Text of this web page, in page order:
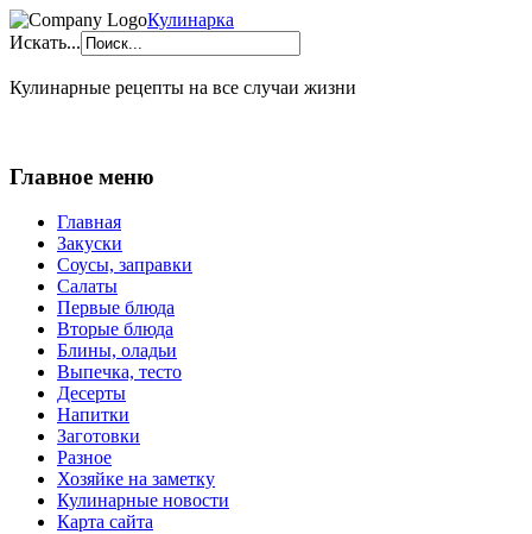
Кулинарка
Искать...
Кулинарные рецепты на все случаи жизни
Главное меню
Главная
Закуски
Соусы, заправки
Салаты
Первые блюда
Вторые блюда
Блины, оладьи
Выпечка, тесто
Десерты
Напитки
Заготовки
Разное
Хозяйке на заметку
Кулинарные новости
Карта сайта